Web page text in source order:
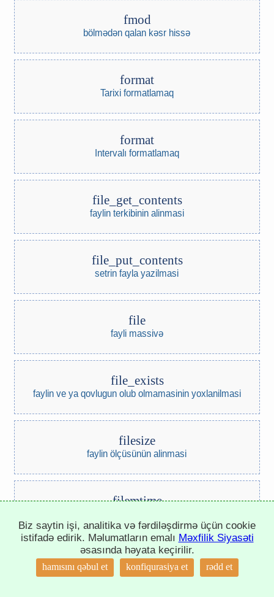
fmod
bölmədən qalan kəsr hissə
format
Tarixi formatlamaq
format
Intervalı formatlamaq
file_get_contents
faylin terkibinin alinmasi
file_put_contents
setrin fayla yazilmasi
file
fayli massivə
file_exists
faylin ve ya qovlugun olub olmamasinin yoxlanilmasi
filesize
faylin ölçüsünün alinmasi
filemtime
filectime
faylin yaradilma vaxti
Biz saytin işi, analitika və fərdiləşdirmə üçün cookie
istifadə edirik. Məlumatların emalı Məxfilik Siyasəti
əsasında həyata keçirilir.
hamısını qəbul et konfiqurasiya et rədd et